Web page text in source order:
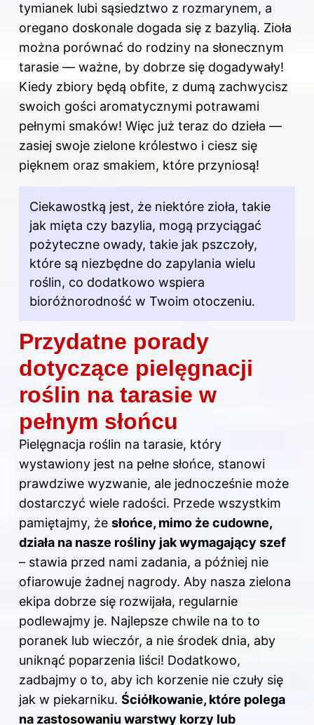
tymianek lubi sąsiedztwo z rozmarynem, a
oregano doskonale dogada się z bazylią. Zioła
można porównać do rodziny na słonecznym
tarasie — ważne, by dobrze się dogadywały!
Kiedy zbiory będą obfite, z dumą zachwycisz
swoich gości aromatycznymi potrawami
pełnymi smaków! Więc już teraz do dzieła —
zasiej swoje zielone królestwo i ciesz się
pięknem oraz smakiem, które przyniosą!
Ciekawostką jest, że niektóre zioła, takie
jak mięta czy bazylia, mogą przyciągać
pożyteczne owady, takie jak pszczoły,
które są niezbędne do zapylania wielu
roślin, co dodatkowo wspiera
bioróżnorodność w Twoim otoczeniu.
Przydatne porady
dotyczące pielęgnacji
roślin na tarasie w
pełnym słońcu
Pielęgnacja roślin na tarasie, który
wystawiony jest na pełne słońce, stanowi
prawdziwe wyzwanie, ale jednocześnie może
dostarczyć wiele radości. Przede wszystkim
pamiętajmy, że słońce, mimo że cudowne,
działa na nasze rośliny jak wymagający szef
– stawia przed nami zadania, a później nie
ofiarowuje żadnej nagrody. Aby nasza zielona
ekipa dobrze się rozwijała, regularnie
podlewajmy je. Najlepsze chwile na to to
poranek lub wieczór, a nie środek dnia, aby
uniknąć poparzenia liści! Dodatkowo,
zadbajmy o to, aby ich korzenie nie czuły się
jak w piekarniku. Ściółkowanie, które polega
na zastosowaniu warstwy korzy lub